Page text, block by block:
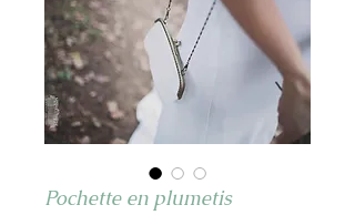
Pochette en plumetis